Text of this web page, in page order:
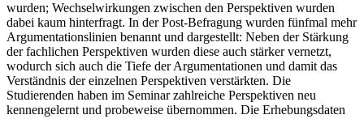
wurden; Wechselwirkungen zwischen den Perspektiven wurden
dabei kaum hinterfragt. In der Post-Befragung wurden fünfmal mehr
Argumentationslinien benannt und dargestellt: Neben der Stärkung
der fachlichen Perspektiven wurden diese auch stärker vernetzt,
wodurch sich auch die Tiefe der Argumentationen und damit das
Verständnis der einzelnen Perspektiven verstärkten. Die
Studierenden haben im Seminar zahlreiche Perspektiven neu
kennengelernt und probeweise übernommen. Die Erhebungsdaten